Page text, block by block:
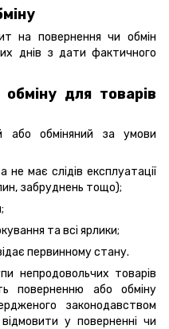
на повернення чи обмін
днів з дати фактичного
для товарів
або обміняний за умови
не має слідів експлуатації
забруднень тощо);
та всі ярлики;
первинному стану.
непродовольчих товарів
поверненню або обміну
законодавством
у поверненні чи